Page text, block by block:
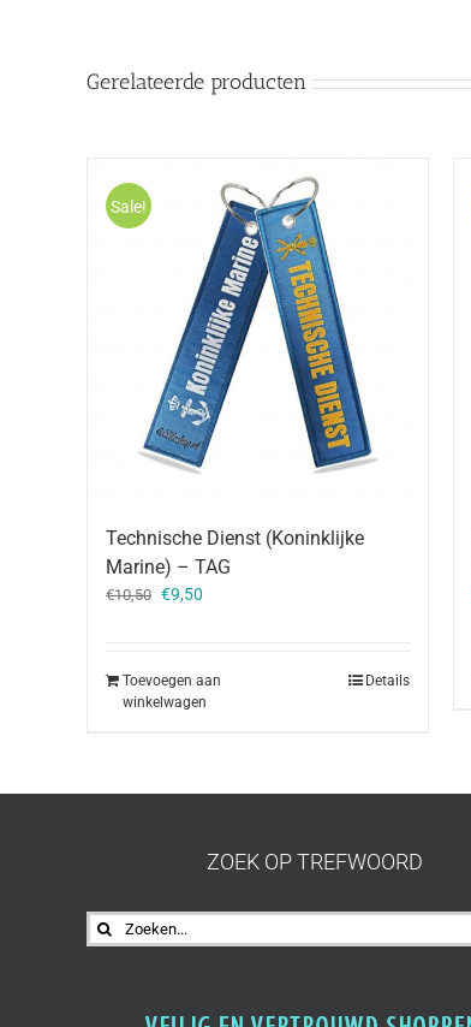
Gerelateerde producten
Sale!
Technische Dienst (Koninklijke
Marine) – TAG
€10,50 Oorspronkelijke
€9,50
Toevoegen aan
winkelwagen
Details
ZOEK OP TREFWOORD
Zoeken
naar: